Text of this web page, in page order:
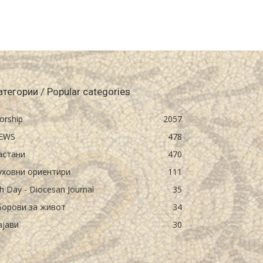
/ Popular categories
2057
478
470
ориентири
111
Day - Diocesan Journal
35
за живот
34
30